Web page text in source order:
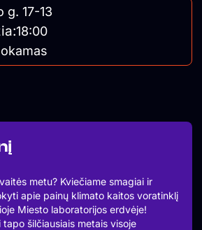
metu? Kviečiame smagiai ir
apie painų klimato kaitos voratinklį
Miesto laboratorijos erdvėje!
šilčiausiais metais visoje
g. 17-13
18:00